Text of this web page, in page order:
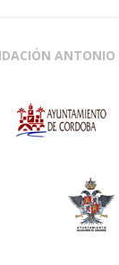
ANTONIO